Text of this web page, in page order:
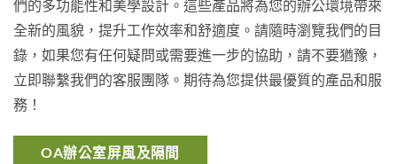
們的多功能性和美學設計。這些產品將為您的辦公環境帶來
全新的風貌，提升工作效率和舒適度。請隨時瀏覽我們的目
錄，如果您有任何疑問或需要進一步的協助，請不要猶豫，
立即聯繫我們的客服團隊。期待為您提供最優質的產品和服
務！
OA辦公室屏風及隔間